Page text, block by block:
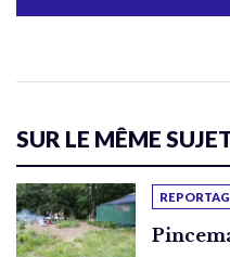
SUR LE MÊME